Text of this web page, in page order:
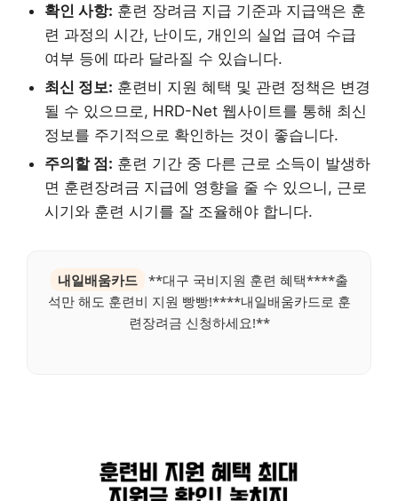
확인 사항: 훈련 장려금 지급 기준과 지급액은 훈
련 과정의 시간, 난이도, 개인의 실업 급여 수급
여부 등에 따라 달라질 수 있습니다.
최신 정보: 훈련비 지원 혜택 및 관련 정책은 변경
될 수 있으므로, HRD-Net 웹사이트를 통해 최신
정보를 주기적으로 확인하는 것이 좋습니다.
주의할 점: 훈련 기간 중 다른 근로 소득이 발생하
면 훈련장려금 지급에 영향을 줄 수 있으니, 근로
시기와 훈련 시기를 잘 조율해야 합니다.
내일배움카드
**대구 국비지원 훈련 혜택****출
석만 해도 훈련비 지원 빵빵!****내일배움카드로 훈
련장려금 신청하세요!**